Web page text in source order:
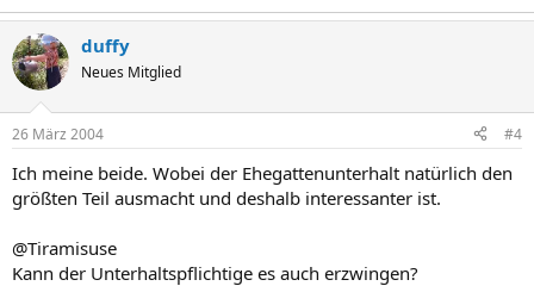
duffy
Neues Mitglied
26 März 2004 #4
Ich meine beide. Wobei der Ehegattenunterhalt natürlich den
größten Teil ausmacht und deshalb interessanter ist.
@Tiramisuse
Kann der Unterhaltspflichtige es auch erzwingen?